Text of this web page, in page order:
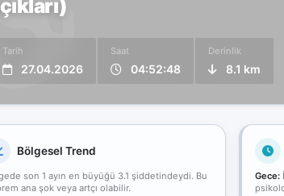
Tarih
27.04.2026
Saat
04:52:48
Derinlik
8.1 km
Bölgesel Trend
son 1 ayın en büyüğü 3.1 şiddetindeydi. Bu
ana şok veya artçı olabilir.
Gece: